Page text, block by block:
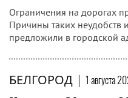
Ограничения на дорогах
Причины таких неудобств
предложили в городской
БЕЛГОРОД | 1 августа